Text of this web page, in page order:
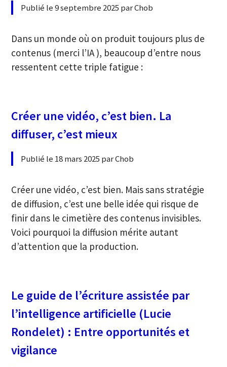
Publié le 9 septembre 2025 par Chob
Dans un monde où on produit toujours plus de
contenus (merci l’IA ), beaucoup d’entre nous
ressentent cette triple fatigue :
Créer une vidéo, c’est bien. La
diffuser, c’est mieux
Publié le 18 mars 2025 par Chob
Créer une vidéo, c’est bien. Mais sans stratégie
de diffusion, c’est une belle idée qui risque de
finir dans le cimetière des contenus invisibles.
Voici pourquoi la diffusion mérite autant
d’attention que la production.
Le guide de l’écriture assistée par
l’intelligence artificielle (Lucie
Rondelet) : Entre opportunités et
vigilance